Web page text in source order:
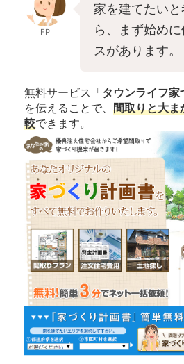
FP
家を建てたい
ら、まず始め
スがあります。
無料サービス「タウンライフ家
を伝えることで、 間取りと大ま
較できます。